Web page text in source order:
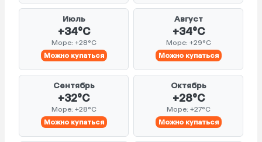
Июль
+34°C
Море: +28°C
Можно купаться
Август
+34°C
Море: +29°C
Можно купаться
Сентябрь
+32°C
Море: +28°C
Можно купаться
Октябрь
+28°C
Море: +27°C
Можно купаться